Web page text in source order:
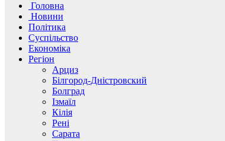
Головна
Новини
Політика
Суспільство
Економіка
Регіон
Арциз
Білгород-Дністровский
Болград
Ізмаїл
Кілія
Рені
Сарата